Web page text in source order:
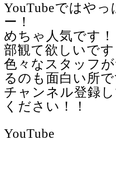
YouTubeではや
ー！
めちゃ人気です
部観て欲しいです
色々なスタッフ
るのも面白い所で
チャンネル登録
ください！！
YouTube